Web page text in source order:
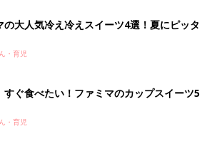
の大人気冷え冷えスイーツ4選！夏にピッタ
・育児
すぐ食べたい！ファミマのカップスイーツ5
・育児